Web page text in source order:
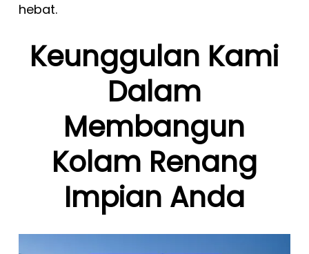
hebat.
Keunggulan Kami
Dalam
Membangun
Kolam Renang
Impian Anda